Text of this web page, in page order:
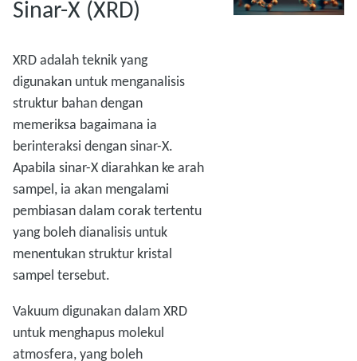
Sinar-X (XRD)
XRD adalah teknik yang
digunakan untuk menganalisis
struktur bahan dengan
memeriksa bagaimana ia
berinteraksi dengan sinar-X.
Apabila sinar-X diarahkan ke arah
sampel, ia akan mengalami
pembiasan dalam corak tertentu
yang boleh dianalisis untuk
menentukan struktur kristal
sampel tersebut.
Vakuum digunakan dalam XRD
untuk menghapus molekul
atmosfera, yang boleh